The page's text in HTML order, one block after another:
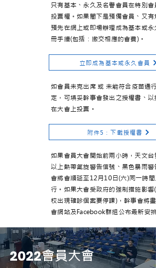
只有基本、永久及名譽會員在特別會
投票權。如果閣下是預備會員、又有
預先在網上或即場辦理成為基本或永
冊手續(包括：繳交相應的會費)。
立即成為基本或永久會員
如會員未克出席 或 未能符合疫苗通行
定，可填妥幹事會發出之授權書、以
在大會上投票。
附件5：下載授權書
如果會員大會開始前兩小時，天文台
以上熱帶氣旋警告信號、黑色暴雨警
會將會順延至12月10日(六)同一時間
行。如果大會受政府的強制措施影響(
校出現確診個案要停課)，幹事會將盡
會網站及Facebook群組公布最新安排
2022會員大會